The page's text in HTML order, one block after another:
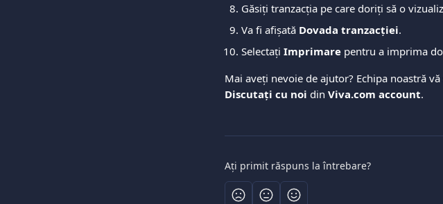
Găsiți tranzacția pe care doriți să o
Va fi afișată Dovada tranzacției.
Selectați Imprimare pentru a imprima
Mai aveți nevoie de ajutor? Echipa noastră
Discutați cu noi din Viva.com account.
Ați primit răspuns la întrebare?